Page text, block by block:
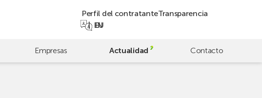
Perfil del contratanteTransparencia
EU
EN
Empresas Actualidad Contacto